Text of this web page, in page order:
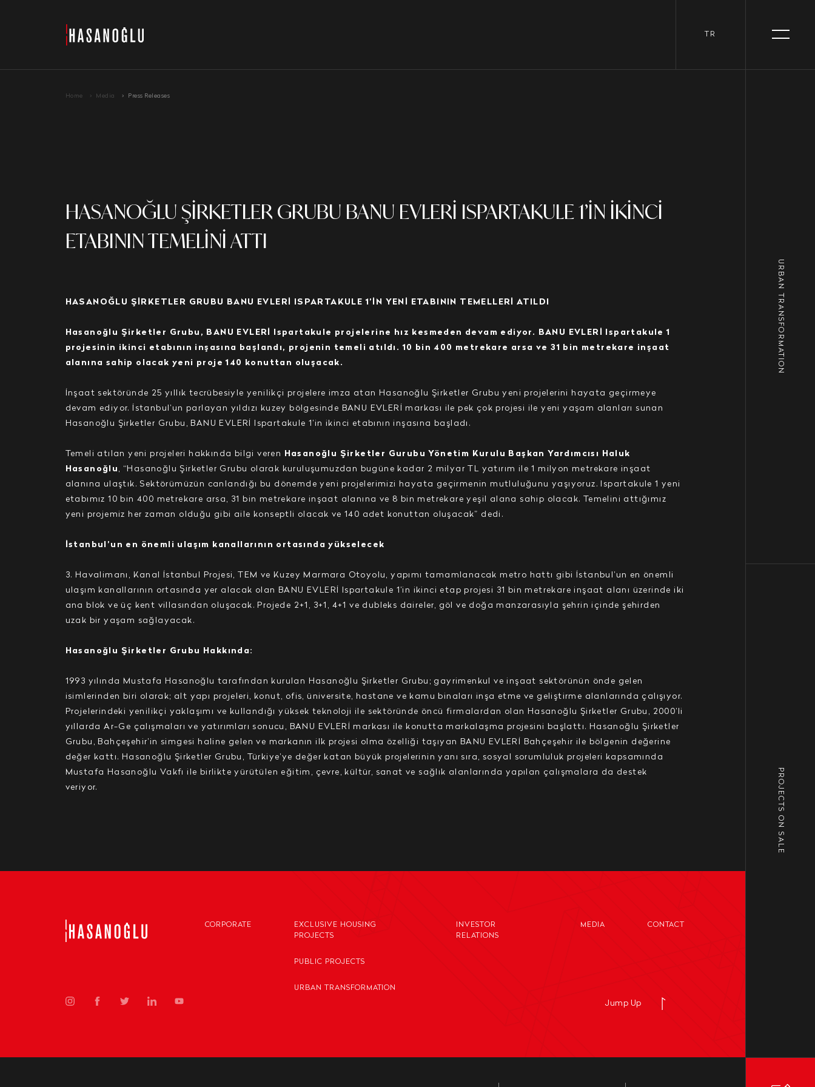
TR
URBAN TRANSFORMATION
PROJECTS ON SALE
Home Media Press Releases
HASANOĞLU ŞİRKETLER GRUBU BANU EVLERİ ISPARTAKULE 1’İN İKİNCİ
ETABININ TEMELİNİ ATTI
HASANOĞLU ŞİRKETLER GRUBU BANU EVLERİ ISPARTAKULE 1’İN YENİ ETABININ TEMELLERİ ATILDI
Hasanoğlu Şirketler Grubu, BANU EVLERİ Ispartakule projelerine hız kesmeden devam ediyor. BANU EVLERİ Ispartakule 1
projesinin ikinci etabının inşasına başlandı, projenin temeli atıldı. 10 bin 400 metrekare arsa ve 31 bin metrekare inşaat
alanına sahip olacak yeni proje 140 konuttan oluşacak.
İnşaat sektöründe 25 yıllık tecrübesiyle yenilikçi projelere imza atan Hasanoğlu Şirketler Grubu yeni projelerini hayata geçirmeye
devam ediyor. İstanbul’un parlayan yıldızı kuzey bölgesinde BANU EVLERİ markası ile pek çok projesi ile yeni yaşam alanları sunan
Hasanoğlu Şirketler Grubu, BANU EVLERİ Ispartakule 1’in ikinci etabının inşasına başladı.
Temeli atılan yeni projeleri hakkında bilgi veren Hasanoğlu Şirketler Gurubu Yönetim Kurulu Başkan Yardımcısı Haluk
Hasanoğlu , “Hasanoğlu Şirketler Grubu olarak kuruluşumuzdan bugüne kadar 2 milyar TL yatırım ile 1 milyon metrekare inşaat
alanına ulaştık. Sektörümüzün canlandığı bu dönemde yeni projelerimizi hayata geçirmenin mutluluğunu yaşıyoruz. Ispartakule 1 yeni
etabımız 10 bin 400 metrekare arsa, 31 bin metrekare inşaat alanına ve 8 bin metrekare yeşil alana sahip olacak. Temelini attığımız
yeni projemiz her zaman olduğu gibi aile konseptli olacak ve 140 adet konuttan oluşacak” dedi.
İstanbul’un en önemli ulaşım kanallarının ortasında yükselecek
3. Havalimanı, Kanal İstanbul Projesi, TEM ve Kuzey Marmara Otoyolu, yapımı tamamlanacak metro hattı gibi İstanbul’un en önemli
ulaşım kanallarının ortasında yer alacak olan BANU EVLERİ Ispartakule 1’in ikinci etap projesi 31 bin metrekare inşaat alanı üzerinde iki
ana blok ve üç kent villasından oluşacak. Projede 2+1, 3+1, 4+1 ve dubleks daireler, göl ve doğa manzarasıyla şehrin içinde şehirden
uzak bir yaşam sağlayacak.
Hasanoğlu Şirketler Grubu Hakkında:
1993 yılında Mustafa Hasanoğlu tarafından kurulan Hasanoğlu Şirketler Grubu; gayrimenkul ve inşaat sektörünün önde gelen
isimlerinden biri olarak; alt yapı projeleri, konut, ofis, üniversite, hastane ve kamu binaları inşa etme ve geliştirme alanlarında çalışıyor.
Projelerindeki yenilikçi yaklaşımı ve kullandığı yüksek teknoloji ile sektöründe öncü firmalardan olan Hasanoğlu Şirketler Grubu, 2000’li
yıllarda Ar-Ge çalışmaları ve yatırımları sonucu, BANU EVLERİ markası ile konutta markalaşma projesini başlattı. Hasanoğlu Şirketler
Grubu, Bahçeşehir’in simgesi haline gelen ve markanın ilk projesi olma özelliği taşıyan BANU EVLERİ Bahçeşehir ile bölgenin değerine
değer kattı. Hasanoğlu Şirketler Grubu, Türkiye’ye değer katan büyük projelerinin yanı sıra, sosyal sorumluluk projeleri kapsamında
Mustafa Hasanoğlu Vakfı ile birlikte yürütülen eğitim, çevre, kültür, sanat ve sağlık alanlarında yapılan çalışmalara da destek
veriyor.
CORPORATE
EXCLUSIVE HOUSING
PROJECTS
PUBLIC PROJECTS
URBAN TRANSFORMATION
INVESTOR
RELATIONS
MEDIA CONTACT
Jump Up